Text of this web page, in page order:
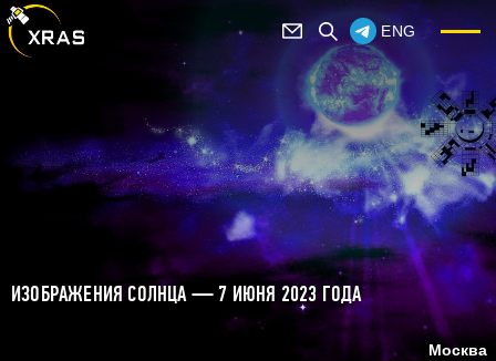
ENG
ИЗОБРАЖЕНИЯ СОЛНЦА — 7 ИЮНЯ 2023 ГОДА
Москва